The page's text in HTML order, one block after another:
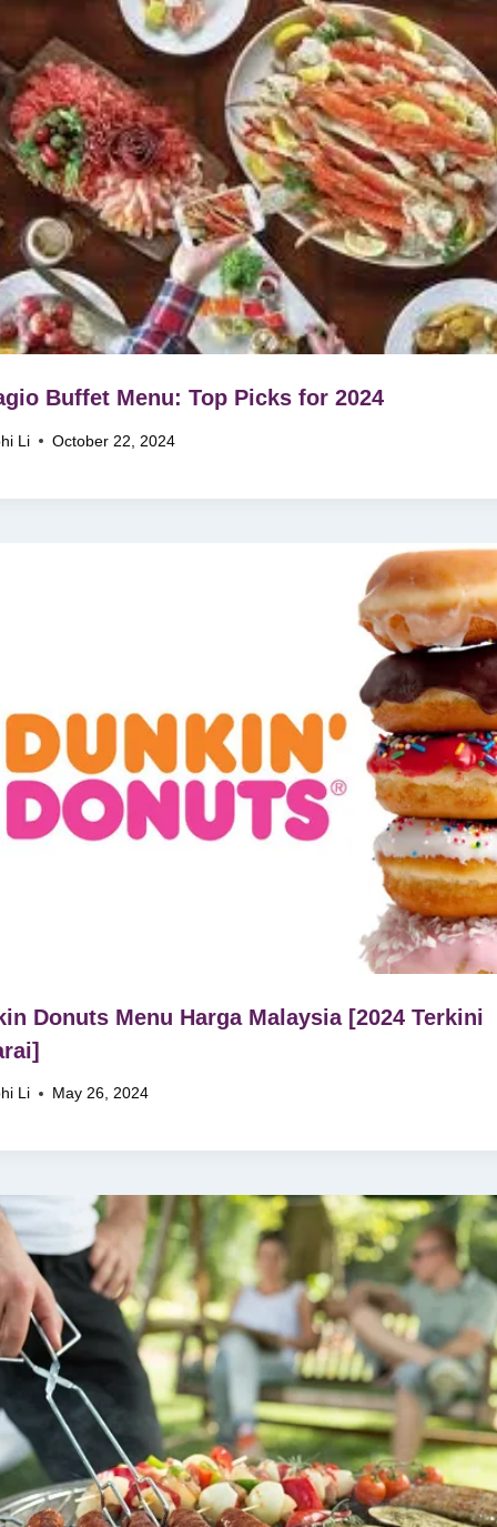
Buffet Menu: Top Picks for 2024
Li October 22, 2024
Donuts Menu Harga Malaysia [2024 Terkini
Li May 26, 2024